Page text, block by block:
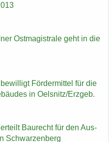
Ost­ma­gis­tra­le geht in die
För­der­mit­tel für die
in Oels­nitz/Erz­geb.
Bau­recht für den Aus­
Schwar­zen­berg